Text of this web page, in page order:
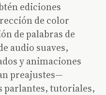
ediciones
de color
de palabras de
audio suaves,
y animaciones
preajustes—
parlantes, tutoriales,